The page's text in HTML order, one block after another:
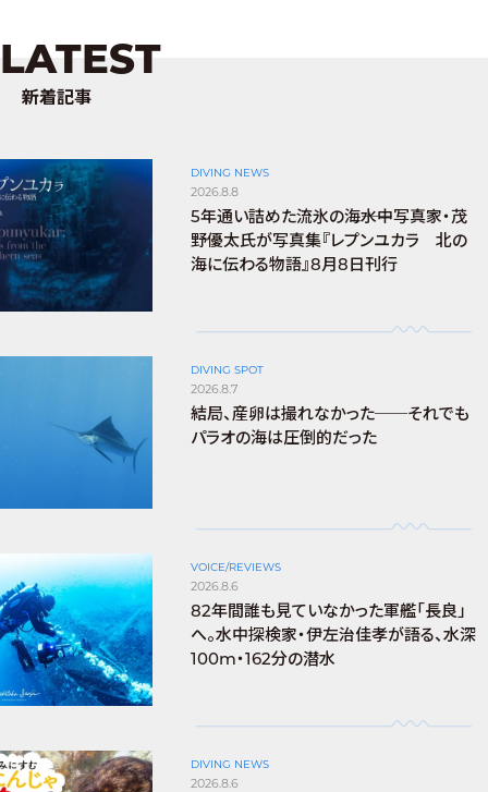
LATEST
新着記事
DIVING NEWS
2026.8.8
5年通い詰めた流氷の海――水中写真家・茂
野優太氏が写真集『レプンユカラ 北の
海に伝わる物語』8月8日刊行
DIVING SPOT
2026.8.7
結局、産卵は撮れなかった──それでも
パラオの海は圧倒的だった
VOICE/REVIEWS
2026.8.6
82年間誰も見ていなかった軍艦「長良」
へ。水中探検家・伊左治佳孝が語る、水深
100m・162分の潜水
DIVING NEWS
2026.8.6